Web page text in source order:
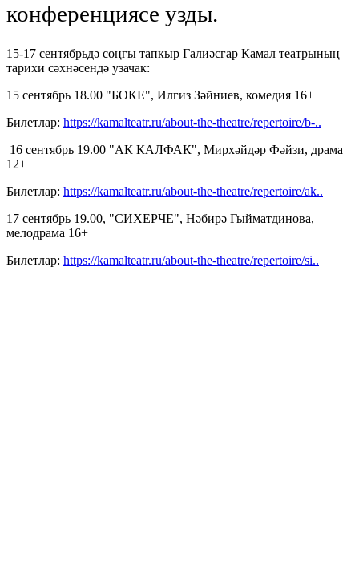
конференциясе узды.
15-17 сентябрьдә соңгы тапкыр Галиәсгар Камал театрының
тарихи сәхнәсендә узачак:
15 сентябрь 18.00 "БӨКЕ", Илгиз Зәйниев, комедия 16+
Билетлар: https://kamalteatr.ru/about-the-theatre/repertoire/b-..
16 сентябрь 19.00 "АК КАЛФАК", Мирхәйдәр Фәйзи, драма
12+
Билетлар: https://kamalteatr.ru/about-the-theatre/repertoire/ak..
17 сентябрь 19.00, "СИХЕРЧЕ", Нәбирә Гыйматдинова,
мелодрама 16+
Билетлар: https://kamalteatr.ru/about-the-theatre/repertoire/si..